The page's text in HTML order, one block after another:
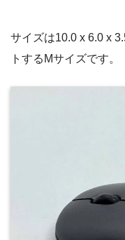
サイズは10.0 x 6.0 x
トするMサイズです。